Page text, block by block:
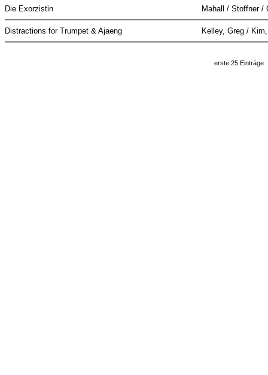
Die Exorzistin Mahall / Stoffner /
Distractions for Trumpet & Ajaeng Kelley, Greg /
erste 25 Einträge